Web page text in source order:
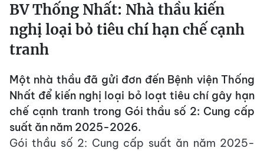
BV Thống Nhất: Nhà thầu kiến
nghị loại bỏ tiêu chí hạn chế cạnh
tranh
Một nhà thầu đã gửi đơn đến Bệnh viện Thống
Nhất để kiến nghị loại bỏ loạt tiêu chí gây hạn
chế cạnh tranh trong Gói thầu số 2: Cung cấp
suất ăn năm 2025-2026.
Gói thầu số 2: Cung cấp suất ăn năm 2025-